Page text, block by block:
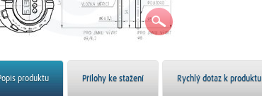
produktu Přílohy ke stažení Rychlý dotaz k produktu